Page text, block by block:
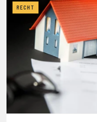
RECHT